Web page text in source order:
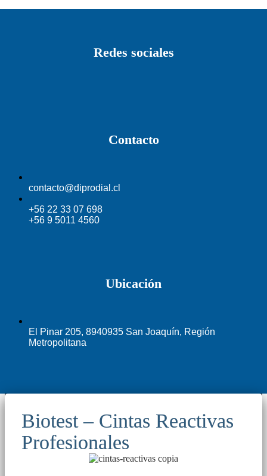
Redes sociales
Contacto
contacto@diprodial.cl
+56 22 33 07 698
+56 9 5011 4560
Ubicación
El Pinar 205, 8940935 San Joaquín, Región
Metropolitana
Biotest – Cintas Reactivas
Profesionales